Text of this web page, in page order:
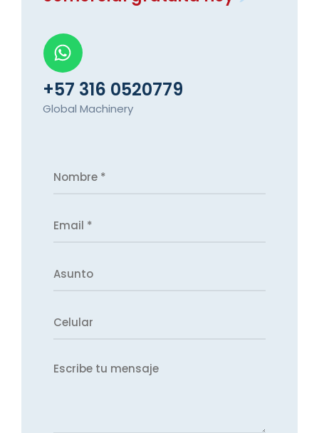
+57 316 0520779
Global Machinery